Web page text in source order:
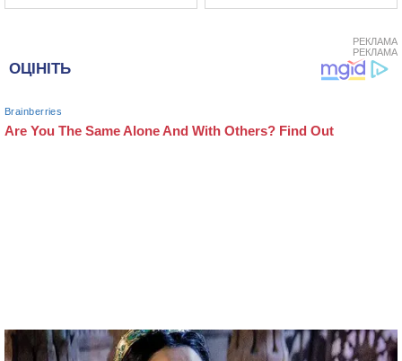
РЕКЛАМА
РЕКЛАМА